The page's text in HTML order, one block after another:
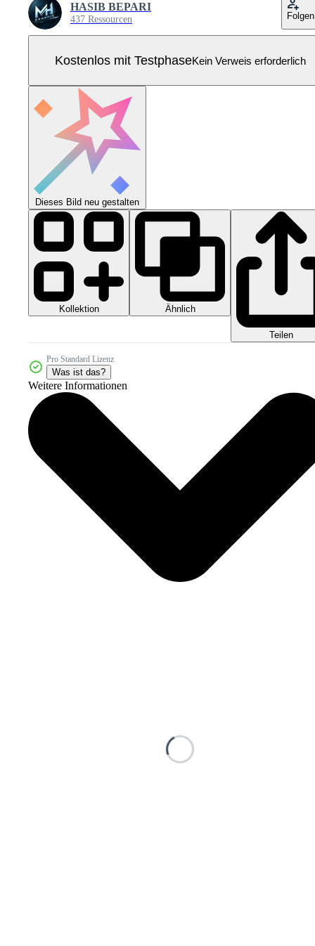
HASIB BEPARI
437 Ressourcen Folgen
Kostenlos mit TestphaseKein Verweis erforderlich
Dieses Bild neu gestalten
Kollektion Ähnlich
Teilen
Pro Standard Lizenz
Was ist das?
Weitere Informationen